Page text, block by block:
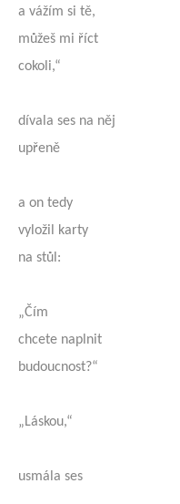
a vážím si tě,
můžeš mi říct
cokoli,“
dívala ses na něj
upřeně
a on tedy
vyložil karty
na stůl:
„Čím
chcete naplnit
budoucnost?“
„Láskou,“
usmála ses